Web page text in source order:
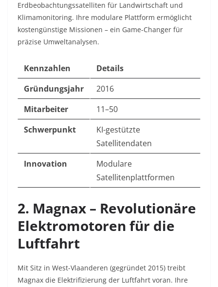
Erdbeobachtungssatelliten für Landwirtschaft und
Klimamonitoring. Ihre modulare Plattform ermöglicht
kostengünstige Missionen – ein Game-Changer für
präzise Umweltanalysen.
Kennzahlen
Details
Gründungsjahr
2016
Mitarbeiter
11–50
Schwerpunkt
KI-gestützte
Satellitendaten
Innovation
Modulare
Satellitenplattformen
2. Magnax – Revolutionäre
Elektromotoren für die
Luftfahrt
Mit Sitz in West-Vlaanderen (gegründet 2015) treibt
Magnax die Elektrifizierung der Luftfahrt voran. Ihre